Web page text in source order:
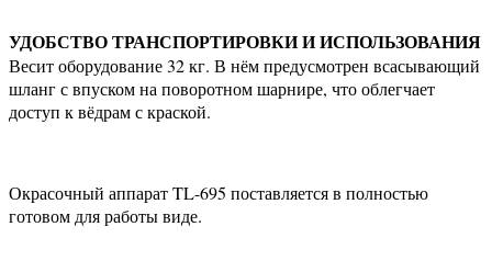
УДОБСТВО ТРАНСПОРТИРОВКИ И ИСПОЛЬЗОВАНИЯ
Весит оборудование 32 кг. В нём предусмотрен всасывающий
шланг с впуском на поворотном шарнире, что облегчает
доступ к вёдрам с краской.
Окрасочный аппарат TL-695 поставляется в полностью
готовом для работы виде.